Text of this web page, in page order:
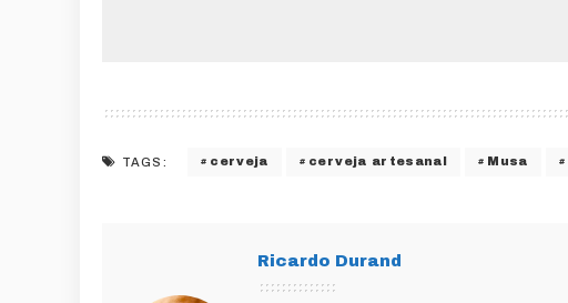
TAGS: cerveja cerveja artesanal Musa
Ricardo Durand